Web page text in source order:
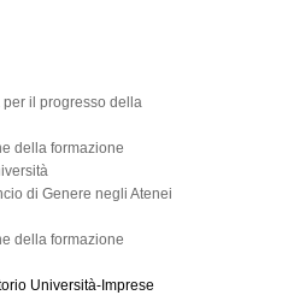
per il progresso della
della formazione
di Genere negli Atenei
della formazione
Università-Imprese